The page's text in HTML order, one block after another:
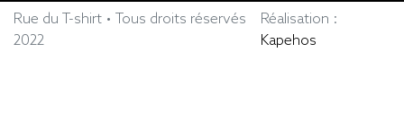
Rue du T-shirt • Tous droits réservés
2022
Réalisation :
Kapehos